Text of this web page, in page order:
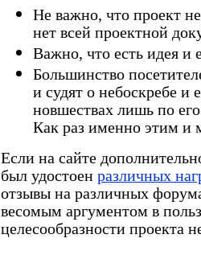
Не важно, что проект
нет всей проектной
Важно, что есть идея и
Большинство
и судят о небоскребе и
новшествах лишь по
Как раз именно этим и
Если на сайте
был удостоен различных
отзывы на различных
весомым аргументом в
целесообразности проекта